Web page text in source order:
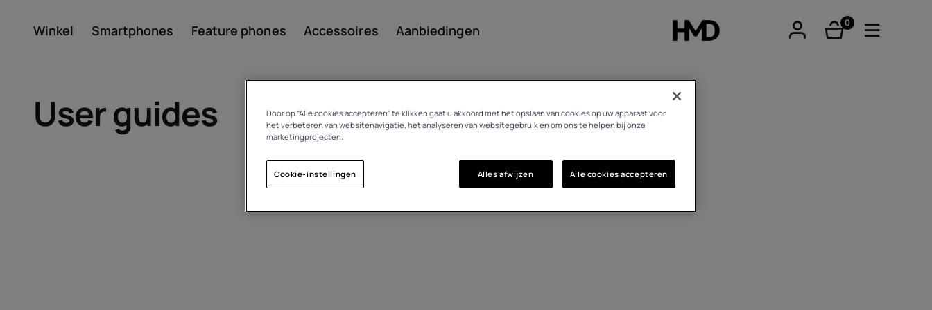
Winkel Smartphones Feature phones Accessoires Aanbiedingen
0
product(en)
Smartphones
User guides
Door op “Alle cookies accepteren” te klikken gaat u akkoord met het opslaan van cookies op uw apparaat voor
het verbeteren van websitenavigatie, het analyseren van websitegebruik en om ons te helpen bij onze
marketingprojecten.
Cookie-instellingen Alles afwijzen Alle cookies accepteren